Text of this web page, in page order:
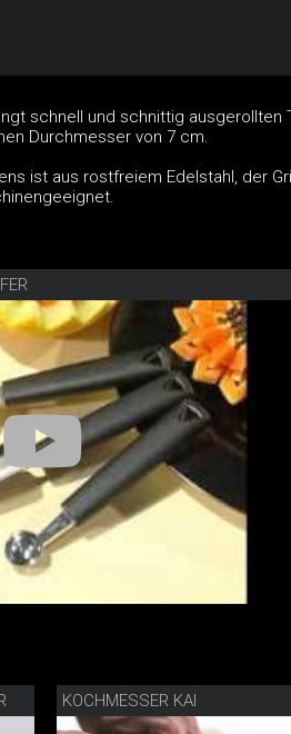
schnell und schnittig ausgerollten
Durchmesser von 7 cm.
ist aus rostfreiem Edelstahl, der
KOCHMESSER KAI